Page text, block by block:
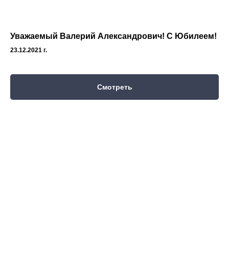
Уважаемый Валерий Александрович! С Юбилеем!
23.12.2021 г.
Смотреть